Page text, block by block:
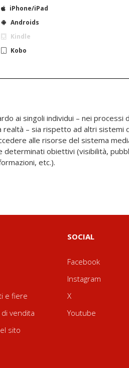
iPhone/iPad
Androids
Kindle
Kobo
etc.).
e fiere
vendita
sito
SOCIAL
Facebook
Instagram
X
Youtube